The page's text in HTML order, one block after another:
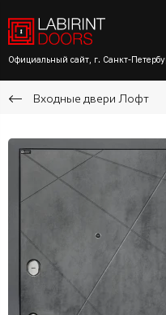
Официальный сайт, г. Санкт-
Входные двери Лофт